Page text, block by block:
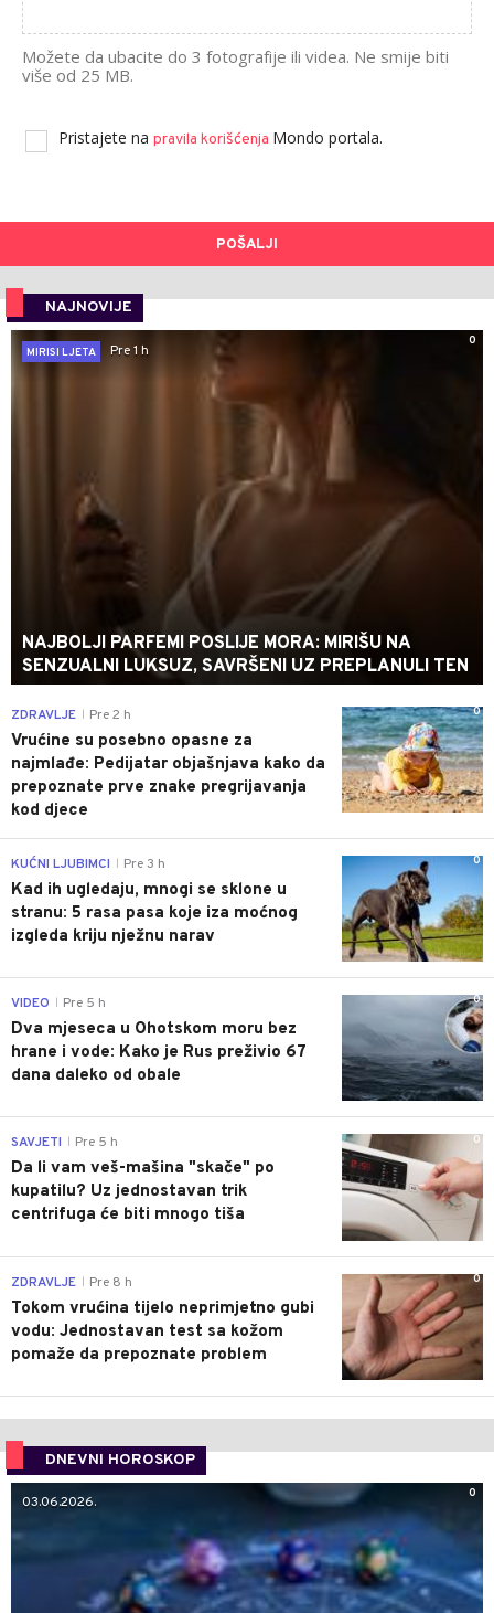
Možete da ubacite do 3 fotografije ili videa. Ne smije biti
više od 25 MB.
Pristajete na pravila korišćenja Mondo portala.
POŠALJI
NAJNOVIJE
0
MIRISI LJETA
Pre 1 h
NAJBOLJI PARFEMI POSLIJE MORA: MIRIŠU NA
SENZUALNI LUKSUZ, SAVRŠENI UZ PREPLANULI TEN
0
ZDRAVLJE Pre 2 h
Vrućine su posebno opasne za
najmlađe: Pedijatar objašnjava kako da
prepoznate prve znake pregrijavanja
kod djece
0
KUĆNI LJUBIMCI Pre 3 h
Kad ih ugledaju, mnogi se sklone u
stranu: 5 rasa pasa koje iza moćnog
izgleda kriju nježnu narav
0
VIDEO Pre 5 h
Dva mjeseca u Ohotskom moru bez
hrane i vode: Kako je Rus preživio 67
dana daleko od obale
0
SAVJETI Pre 5 h
Da li vam veš-mašina "skače" po
kupatilu? Uz jednostavan trik
centrifuga će biti mnogo tiša
0
ZDRAVLJE Pre 8 h
Tokom vrućina tijelo neprimjetno gubi
vodu: Jednostavan test sa kožom
pomaže da prepoznate problem
DNEVNI HOROSKOP
0
03.06.2026.